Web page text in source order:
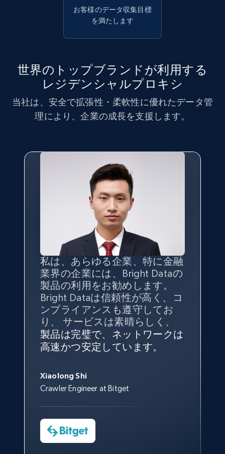
お客様のデータ収集目標
を満たします
世界のトップブランドが利用する
レジデンシャルプロキシ
当社は、安全で拡張性・柔軟性に優れたデータ管
理により、企業の成長を支援します。
私は、あらゆる企業、特に金融
業界の企業には、Bright Dataの
製品の利用をお勧めします。
Bright Dataは信頼性が高く、コ
ンプライアンスも遵守してお
り、 サービスは素晴らしく、
製品は完璧で、ネットワークは
高速かつ安定しています。
Xiaolong Shi
Crawler Engineer at Bitget
インターネットから公開ウェブ
データを収集する機能なしで
は、ブランドがすべての媒体に
向けて紹介されたこと、またそ
の展開先を知りえることはでき
トなしでは急成長を遂げること
はできなかったでしょう。
Data Science Specialist
インターネットから公開ウェブ
データを収集する機能なしで
は、ブランドがすべての媒体に
向けて紹介されたこと、またそ
の展開先を知りえることはでき
ず、また、Bright Dataのサポー
トなしでは急成長を遂げること
はできなかったでしょう。
Sarah Melville
Media Director at YouGov Sport
私の経験から言えば、Bright
Dataのサービスは極めて貴重な
ものでした。Bright Dataのおか
げで、当社のニーズを満たすの
に十分な公開ウェブデータを収
サポートおよび開発スタッフの
おかげで、多くのプロセスを最
Charmagne Cruz
Head of Reporting & Analytics, Business
データの 質 と量を最大限に確
保することが最も重要であり、
そこでBright Dataとtgndataの
組み合わせが威力を発揮しま
す。
George Koutsoudopoulos
CEO at tgndata
今すぐ観る
信頼性に非常に感銘を受けてお
り、Bright Dataには全体的に大
変満足しています。アカウント
マネージャーとは定期的な連絡
ルートがあり、非常に協力的で
Yorgos Panzaris
CTO at Convert Group
Bright Dataとの提携には大変満
足しております。全てが順調
で、ネットワークは非常に 安定
しており、 カスタマーサービス
にも満足しています。 サポート
す。
Cheddi Rai
CEO at AdRetreaver